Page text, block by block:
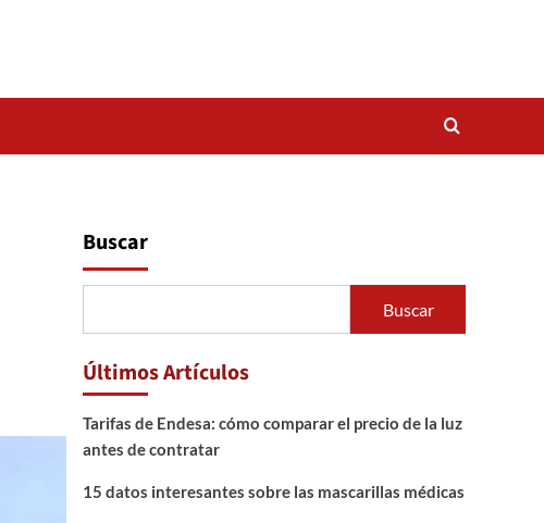
Buscar
Buscar
Últimos Artículos
Tarifas de Endesa: cómo comparar el precio de la luz
antes de contratar
15 datos interesantes sobre las mascarillas médicas